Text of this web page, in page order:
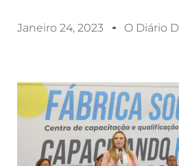
Janeiro 24, 2023 O Diário